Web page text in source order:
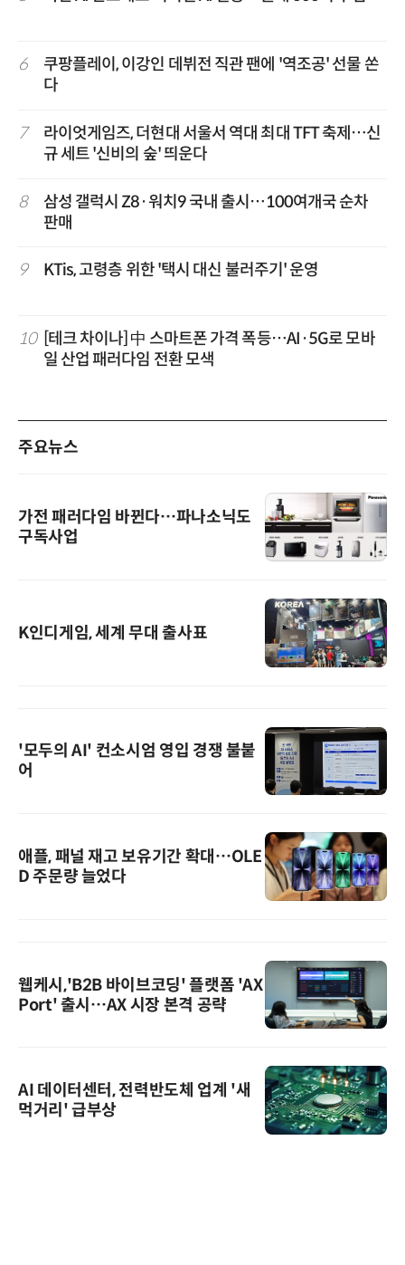
6
쿠팡플레이, 이강인 데뷔전 직관 팬에 '역조공' 선물 쏜
다
7
라이엇게임즈, 더현대 서울서 역대 최대 TFT 축제…신
규 세트 '신비의 숲' 띄운다
8
삼성 갤럭시 Z8·워치9 국내 출시…100여개국 순차
판매
9 KTis, 고령층 위한 '택시 대신 불러주기' 운영
10
[테크 차이나] 中 스마트폰 가격 폭등…AI·5G로 모바
일 산업 패러다임 전환 모색
주요뉴스
가전 패러다임 바뀐다…파나소닉도
구독사업
K인디게임, 세계 무대 출사표
'모두의 AI' 컨소시엄 영입 경쟁 불붙
어
애플, 패널 재고 보유기간 확대…OLE
D 주문량 늘었다
웹케시,'B2B 바이브코딩' 플랫폼 'AX
Port' 출시…AX 시장 본격 공략
AI 데이터센터, 전력반도체 업계 '새
먹거리' 급부상